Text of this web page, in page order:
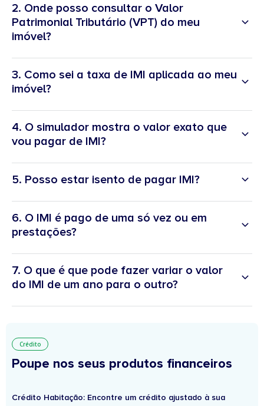
2. Onde posso consultar o Valor
Patrimonial Tributário (VPT) do meu
imóvel?
3. Como sei a taxa de IMI aplicada ao meu
imóvel?
4. O simulador mostra o valor exato que
vou pagar de IMI?
5. Posso estar isento de pagar IMI?
6. O IMI é pago de uma só vez ou em
prestações?
7. O que é que pode fazer variar o valor
do IMI de um ano para o outro?
Crédito
Poupe nos seus produtos financeiros
Crédito Habitação: Encontre um crédito ajustado à sua